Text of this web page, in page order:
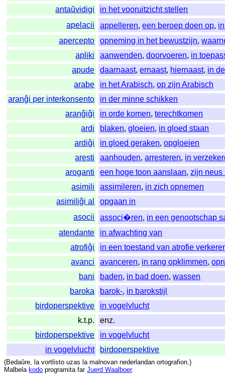
antaŭvidigi
in het vooruitzicht stellen
apelacii
appelleren,een beroep doen op,
apercepto
opneming in het bewustzijn,
apliki
aanwenden,doorvoeren, in
apude
daarnaast,ernaast, hiernaast, in
arabe
in het Arabisch,op zijn Arabisch
aranĝi per interkonsento
in der minne schikken
aranĝiĝi
in orde komen,terechtkomen
ardi
blaken,gloeien, in gloed staan
ardiĝi
in gloed geraken,opgloeien
aresti
aanhouden,arresteren, in
aroganti
een hoge toon aanslaan,zijn neus
asimili
assimileren, in zich opnemen
asimiliĝi al
opgaan in
asocii
associ�ren, in een genootschap
atendante
in afwachting van
atrofiĝi
in een toestand van atrofie
avanci
avanceren, in rang opklimmen,
bani
baden, in bad doen,wassen
baroka
barok-, in barokstijl
birdoperspektive
in vogelvlucht
k.t.p.
enz.
birdoperspektive
in vogelvlucht
in vogelvlucht
birdoperspektive
(Bedaŭre, la vortlisto uzas la malnovan nederlandan ortografion.)
Malbela kodo programita far Juerd Waalboer.